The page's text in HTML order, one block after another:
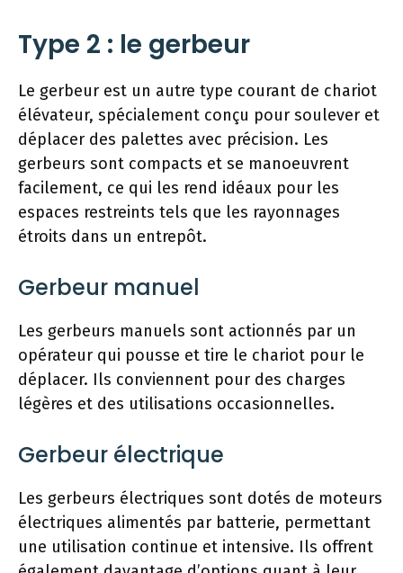
Type 2 : le gerbeur
Le gerbeur est un autre type courant de chariot
élévateur, spécialement conçu pour soulever et
déplacer des palettes avec précision. Les
gerbeurs sont compacts et se manoeuvrent
facilement, ce qui les rend idéaux pour les
espaces restreints tels que les rayonnages
étroits dans un entrepôt.
Gerbeur manuel
Les gerbeurs manuels sont actionnés par un
opérateur qui pousse et tire le chariot pour le
déplacer. Ils conviennent pour des charges
légères et des utilisations occasionnelles.
Gerbeur électrique
Les gerbeurs électriques sont dotés de moteurs
électriques alimentés par batterie, permettant
une utilisation continue et intensive. Ils offrent